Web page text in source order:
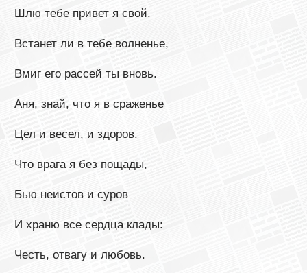
Шлю тебе привет я свой.
Встанет ли в тебе волненье,
Вмиг его рассей ты вновь.
Аня, знай, что я в сраженье
Цел и весел, и здоров.
Что врага я без пощады,
Бью неистов и суров
И храню все сердца клады:
Честь, отвагу и любовь.